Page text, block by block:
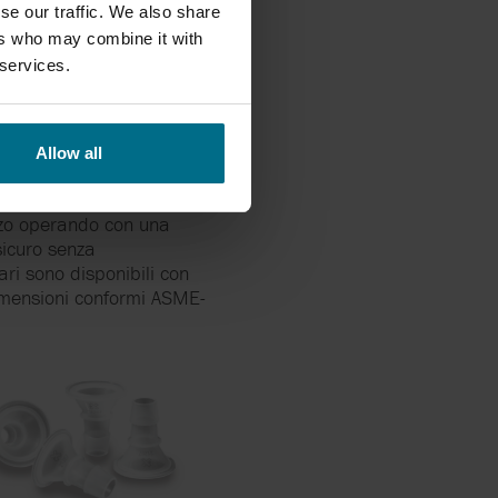
our traffic. We also share
who may combine it with
Allow all
operando con una
senza
sono disponibili con
conformi ASME-